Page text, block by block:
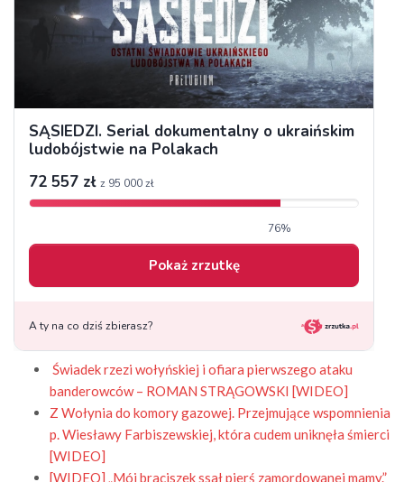
Świadek rzezi wołyńskiej i ofiara pierwszego ataku
banderowców – ROMAN STRĄGOWSKI [WIDEO]
Z Wołynia do komory gazowej. Przejmujące wspomnienia
p. Wiesławy Farbiszewskiej, która cudem uniknęła śmierci
[WIDEO]
[WIDEO] „Mój braciszek ssał pierś zamordowanej mamy.”